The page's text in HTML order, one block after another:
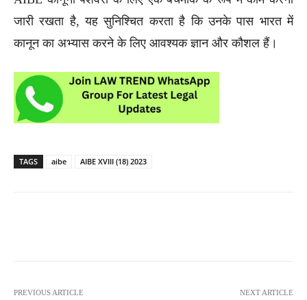
जारी रखता है, यह सुनिश्चित करता है कि उनके पास भारत में
कानून का अभ्यास करने के लिए आवश्यक ज्ञान और कौशल हैं।
TAGS aibe AIBE XVIII (18) 2023
PREVIOUS ARTICLE NEXT ARTICLE